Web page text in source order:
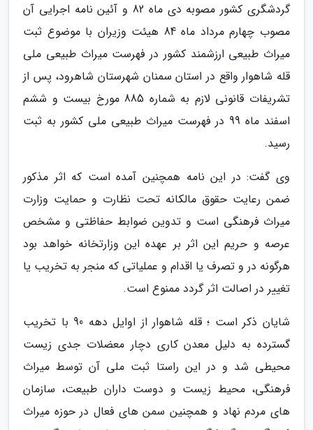
گردشگری کشور مصوبه دی ماه 82 و آئین نامه اجرایی آن
مصوب چهارم مرداد ماه 84 هیئت وزیران با موضوع ثبت
میراث طبیعی ارزشمند کشور در فهرست میراث طبیعی ملی
قله شاهوار واقع در استان سمنان شهرستان شاهرود، پس از
تشریفات قانونی لازم به شماره 885 مورخ بیست و ششم
اسفند ماه 99 در فهرست میراث طبیعی ملی کشور به ثبت
رسید.
وی گفت: در این نامه همچنین آمده است که اثر مذکور
ضمن رعایت حقوق مالکانه تحت نظارت و حمایت وزارت
میراث فرهنگی است و تدوین ضوابط حفاظتی و مشخص
عرصه و حریم این اثر بر عهده این وزارتخانه خواهد بود
هرگونه در و تصرف یا اقدام و عملیاتی که منجر به تخریب یا
تغییر در اصالت اثر گردد ممنوع است.
شایان ذکر است ؛ قله شاهوار از اوایل دهه 90 با تخریب
گسترده به دلیل معدن کاری دچار معضلات جدی زیست
محیطی شد و در این راستا ثبت ملی آن توسط میراث
فرهنگی، محیط زیست و دوست داران طبیعت، سازمان
های مردم نهاد و همچنین سمن های فعال در حوزه میراث